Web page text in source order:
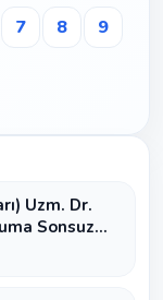
7 8
9
Uzm. Dr.
Sonsuz